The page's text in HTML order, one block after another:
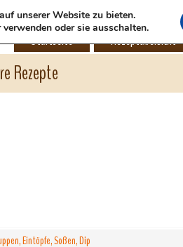
Rezepte
Startseite Rezeptübersicht
Eintöpfe, Soßen, Dip
unserer Website zu bieten.
oder sie ausschalten.